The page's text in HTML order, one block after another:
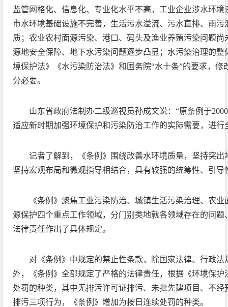
监管网格化、信息化、专业化水平不高，工业企业涉水环
市水环境基础设施不完善，生活污水溢流、污水直排、雨
质；农业农村面源污染、港口、码头及渔业养殖污染问题
源地安全保障、地下水污染问题逐步凸显；水污染治理的
境保护法》《水污染防治法》和国务院“水十条”的要求，修
分必要。
山东省政府法制办二级巡视员孙成文说：“原条例于
适应新时期加强环境保护和污染防治工作的实际需要，进行
记者了解到，《条例》围绕改善水环境质量，坚持突
坚持宏观布局和微观指导相结合，具有较强的统筹性、引导
《条例》聚焦工业污染防治、城镇生活污染治理、农
源保护四个重点工作领域，分门别类地就各领域存在的问
法律责任作出了具体规定。
对《条例》中规定的禁止性条款，除国家法律、行政
外，《条例》全部规定了严格的法律责任，根据《环境保
处罚的种类，其中无排污许可证排污、未批先建项目、不
排污三项行为，《条例》增加为按日连续处罚的种类。